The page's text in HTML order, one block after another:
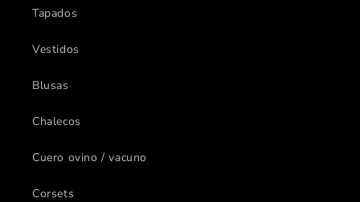
Tapados
Vestidos
Blusas
Chalecos
Cuero ovino / vacuno
Corsets